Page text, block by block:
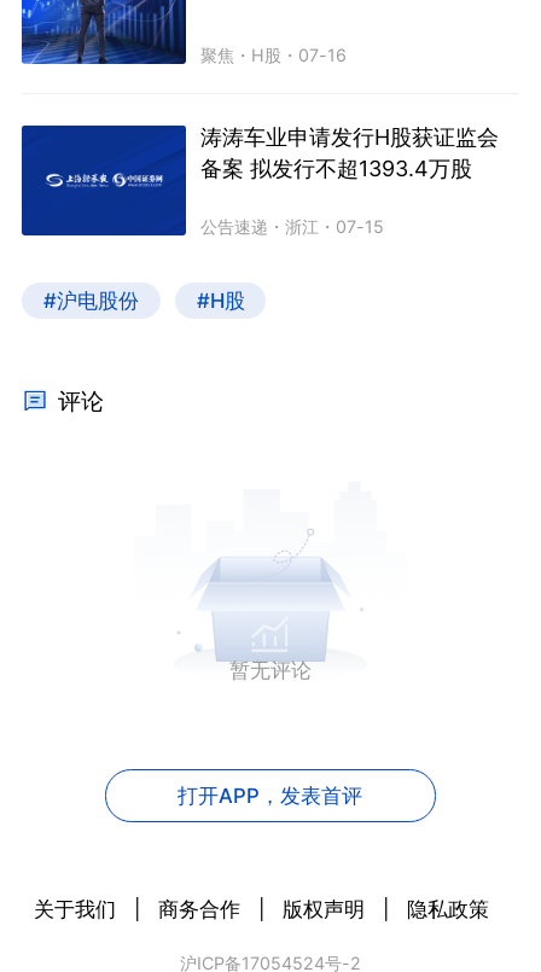
聚焦 ・ H股 ・ 07-16
涛涛车业申请发行H股获证监会
备案 拟发行不超1393.4万股
公告速递 ・浙江 ・ 07-15
#沪电股份 #H股
评论
暂无评论
打开APP， 发表首评
关于我们 商务合作 版权声明 隐私政策
沪ICP备17054524号-2